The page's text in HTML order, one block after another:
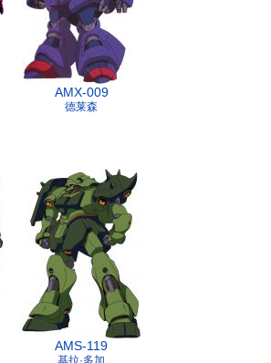
AMX-009
德莱森
AMS-119
基拉·多加